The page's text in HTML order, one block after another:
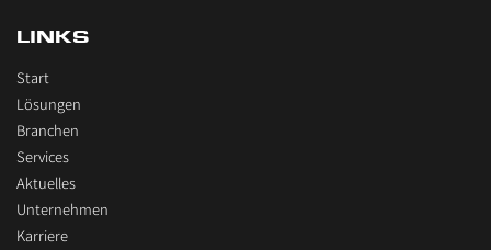
LINKS
Start
Lösungen
Branchen
Services
Aktuelles
Unternehmen
Karriere